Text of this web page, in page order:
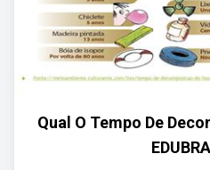
Qual O Tempo De